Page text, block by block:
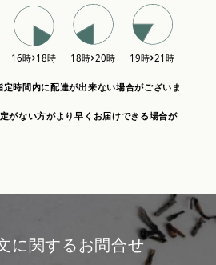
時間内に配達が出来ない場合がございま
がない方がより早くお届けできる場合が
に関するお問合せ